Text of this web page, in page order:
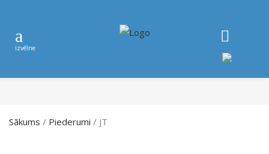
Sākums / Piederumi / JT